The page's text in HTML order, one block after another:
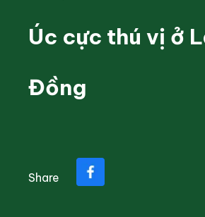
Úc cực thú vị ở
Đồng
Share